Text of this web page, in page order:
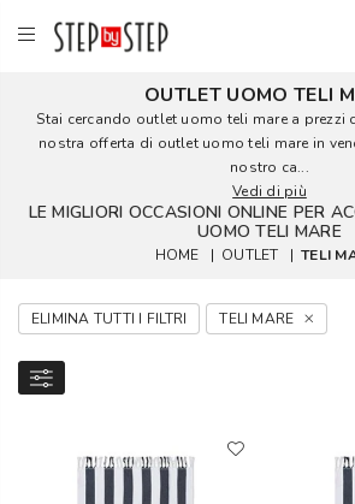
OUTLET UOMO TELI
Stai cercando outlet uomo teli mare a prezzi
nostra offerta di outlet uomo teli mare in
nostro ca...
Vedi di più
LE MIGLIORI OCCASIONI ONLINE PER
UOMO TELI MARE
HOME | OUTLET | TELI
ELIMINA TUTTI I FILTRI TELI MARE